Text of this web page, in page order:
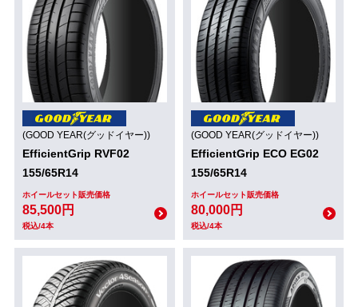
(GOOD YEAR(グッドイヤー))
EfficientGrip RVF02
155/65R14
ホイールセット販売価格
85,500円
税込/4本
(GOOD YEAR(グッドイヤー))
EfficientGrip ECO EG02
155/65R14
ホイールセット販売価格
80,000円
税込/4本